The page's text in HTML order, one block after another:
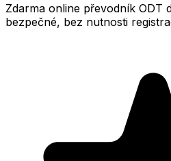
Zdarma online převodník ODT
bezpečné, bez nutnosti